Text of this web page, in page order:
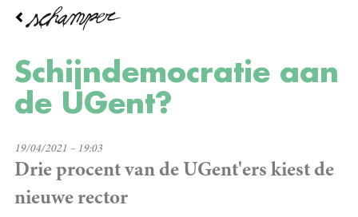
Overslaan
inhoud
gaanSchijndemocratie aan
de UGent?
19/04/2021 – 19:03
Drie procent van de UGent'ers kiest de
nieuwe rector